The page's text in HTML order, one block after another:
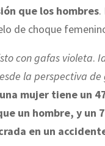
que los hombres.
de choque
con gafas violeta.
la perspectiva de
una mujer tiene un
un hombre, y un
en un